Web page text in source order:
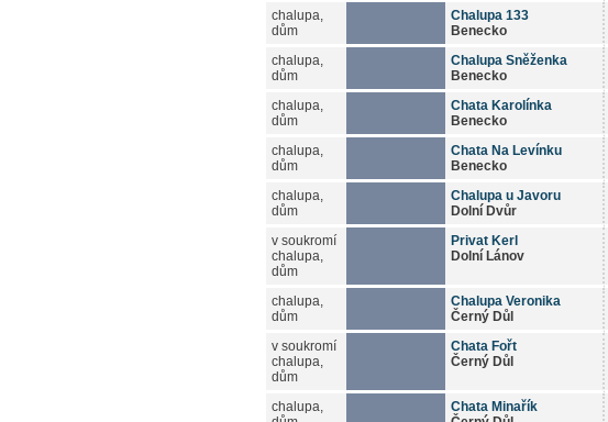
chalupa,
dům
Chalupa 133
Benecko
chalupa,
dům
Chalupa Sněženka
Benecko
chalupa,
dům
Chata Karolínka
Benecko
chalupa,
dům
Chata Na Levínku
Benecko
chalupa,
dům
Chalupa u Javoru
Dolní Dvůr
v soukromí
chalupa,
dům
Privat Kerl
Dolní Lánov
chalupa,
dům
Chalupa Veronika
Černý Důl
v soukromí
chalupa,
dům
Chata Fořt
Černý Důl
chalupa,
Chata Minařík